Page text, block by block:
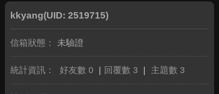
kkyang(UID: 2519715)
信箱狀態： 未驗證
統計資訊： 好友數 0 回覆數 3 主題數 3